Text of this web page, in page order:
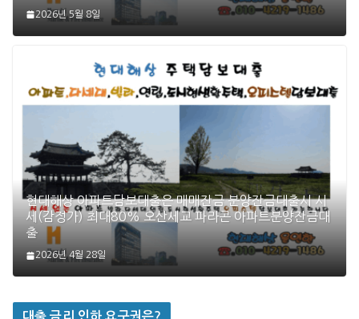
2026년 5월 8일
현대해상 아파트담보대출은 매매잔금 분양잔금대출시 시
세(감정가) 최대80% 오산세교 파라곤 아파트분양잔금대
출
2026년 4월 28일
대출 금리 인하 요구권은?